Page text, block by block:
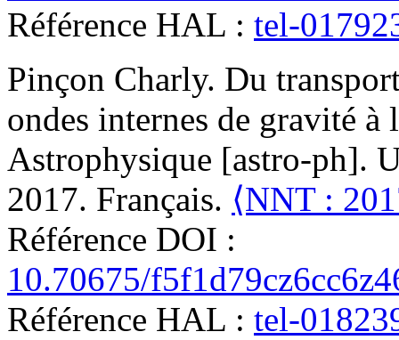
Référence HAL : tel-
Pinçon Charly. Du
ondes internes de gravité
Astrophysique [astro-ph].
2017. Français. ⟨NNT :
Référence DOI :
10.70675/
Référence HAL : tel-